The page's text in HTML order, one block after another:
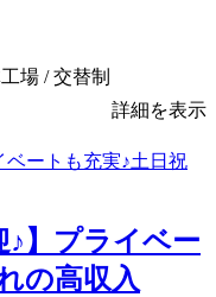
場 / 交替制
詳細を表示
♪】プライベー
の高収入